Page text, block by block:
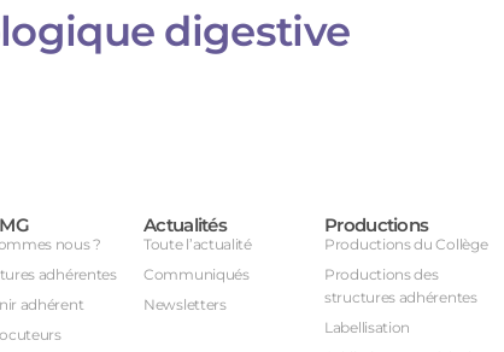
digestive
nous ?
adhérentes
adhérent
Actualités
Toute l’actualité
Communiqués
Newsletters
Productions
Productions du Collège
Productions des
structures adhérentes
Labellisation